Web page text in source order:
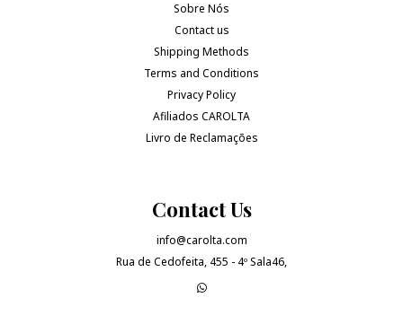
Sobre Nós
Contact us
Shipping Methods
Terms and Conditions
Privacy Policy
Afiliados CAROLTA
Livro de Reclamações
Contact Us
info@carolta.com
Rua de Cedofeita, 455 - 4º Sala46,